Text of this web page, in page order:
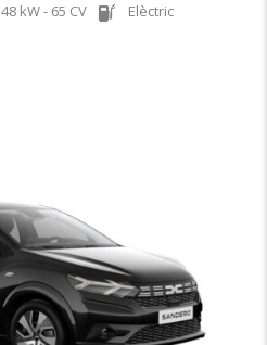
48 kW - 65 CV Elèctric